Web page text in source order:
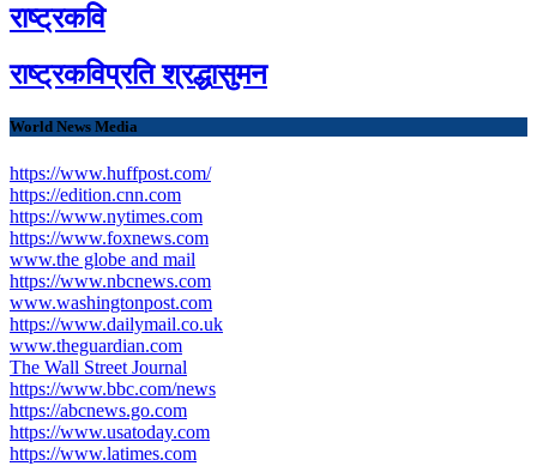
राष्ट्रकवि
राष्ट्रकविप्रति श्रद्धासुमन
World News Media
https://www.huffpost.com/
https://edition.cnn.com
https://www.nytimes.com
https://www.foxnews.com
www.the globe and mail
https://www.nbcnews.com
www.washingtonpost.com
https://www.dailymail.co.uk
www.theguardian.com
The Wall Street Journal
https://www.bbc.com/news
https://abcnews.go.com
https://www.usatoday.com
https://www.latimes.com